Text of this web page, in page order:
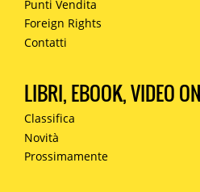
Punti Vendita
Foreign Rights
Contatti
LIBRI, EBOOK, VIDEO
Classifica
Novità
Prossimamente